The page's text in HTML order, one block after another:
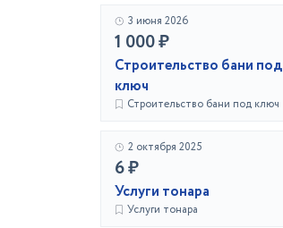
3 июня 2026
1 000 ₽
Строительство бани под
ключ
Строительство бани под ключ
2 октября 2025
6 ₽
Услуги тонара
Услуги тонара